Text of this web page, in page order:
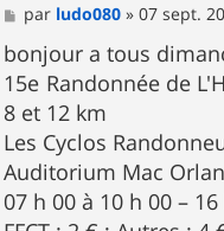
M
e
s
s
a
g
e
par ludo080 »07 sept.
bonjour a tous
15e Randonnée de
8 et 12 km
Les Cyclos
Auditorium Mac
07 h 00 à 10 h 00 –